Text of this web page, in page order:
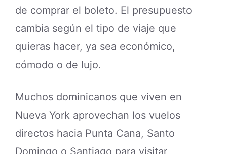
de comprar el boleto. El presupuesto
cambia según el tipo de viaje que
quieras hacer, ya sea económico,
cómodo o de lujo.
Muchos dominicanos que viven en
Nueva York aprovechan los vuelos
directos hacia Punta Cana, Santo
Domingo o Santiago para visitar